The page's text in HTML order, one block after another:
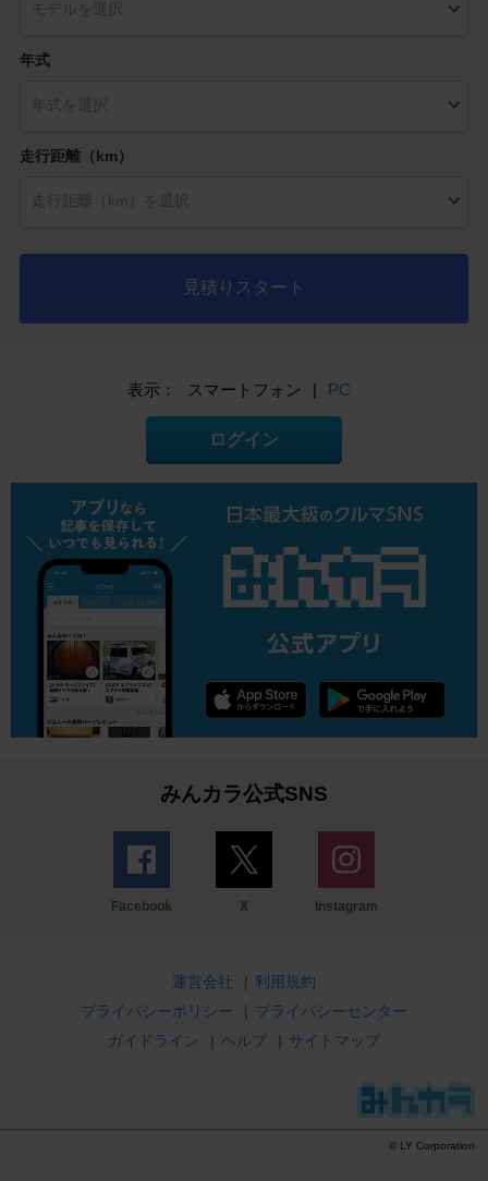
年式
走行距離（km）
見積りスタート
表示： スマートフォン | PC
ログイン
みんカラ公式SNS
Facebook X Instagram
運営会社 | 利用規約
プライバシーポリシー
| プライバシーセンター
ガイドライン
| ヘルプ | サイトマップ
© LY Corporation